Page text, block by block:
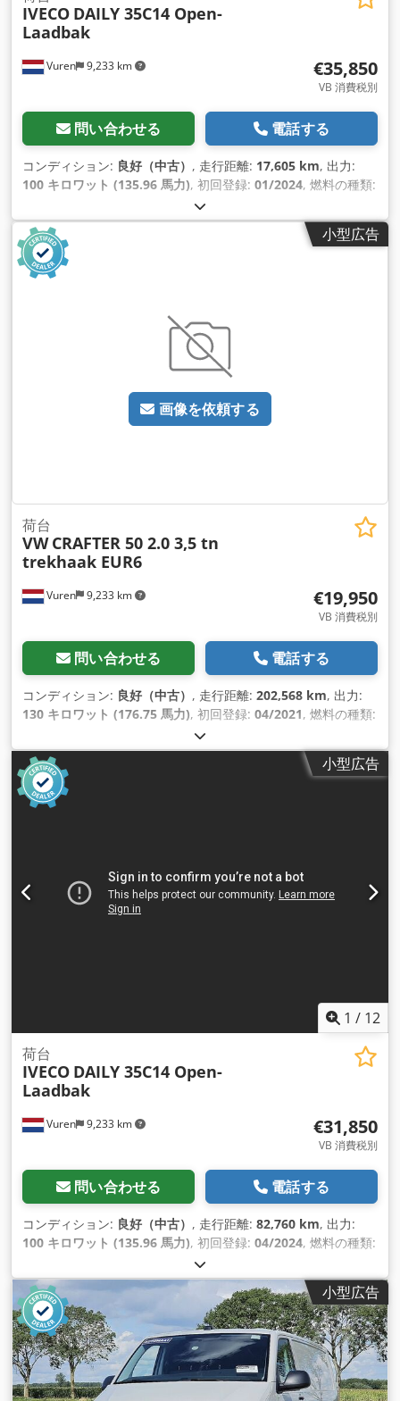
Vuren 9,233 km
IVECO DAILY 35C14 Open-
Laadbak
€35,850
VB 消費税別
問い合わせる 電話する
コンディション: 良好（中古） , 走行距離: 17,605 km, 出力:
100 キロワット (135.96 馬力), 初回登録: 01/2024, 燃料の種類:
195/75R16
イールベース:3,750 mm, 燃料:ディーゼル, 色:白色, 運転席:
デイキャブ
, 排出クラス: ユーロ6, サ
スペンション:
mm, 全高:
レーキ・システム）, アップル CarPlay, エアコン, セントラル
ロック, トラクションコントロール, トレーラー連結装置, ブル
ートゥース, 電動ウィンドウ調節, 電動ミラー
小型広告
画像を依頼する
Vuren 9,233 km
荷台
VW CRAFTER 50 2.0 3,5 tn
trekhaak EUR6
€19,950
VB 消費税別
問い合わせる 電話する
コンディション: 良好（中古） , 走行距離: 202,568 km, 出力:
130 キロワット (176.75 馬力), 初回登録: 04/2021, 燃料の種類:
205/75R16
イールベース:4,490 mm, 燃料:ディーゼル, 色:白色, 運転席:
デイキャブ
, 排出クラス: ユーロ6,
サスペンション:
2,100 mm
ウィンドウ調節,
小型広告
1 / 12
Vuren 9,233 km
荷台
IVECO DAILY 35C14 Open-
Laadbak
€31,850
VB 消費税別
問い合わせる 電話する
コンディション: 良好（中古） , 走行距離: 82,760 km, 出力:
100 キロワット (135.96 馬力), 初回登録: 04/2024, 燃料の種類:
195/75R16
イールベース:3,750 mm, 燃料:ディーゼル, 色:白色, 運転席:
デイキャブ
オートマチック, 排出クラス: ユーロ6, サ
スペンション:鋼 , 座席数:7, 全長:6,750 mm, 全幅:2,130
mm, 全高:2,450 mm, 荷室長:3,420 mm, 荷室幅:2,070 mm,
荷室高:400 mm, 製造年: 2024, 装備:ABS（アンチロック・ブ
レーキ・システム）, アップル CarPlay, エアコン, セントラル
ロック, トラクションコントロール, トレーラー連結装置, ブル
小型広告